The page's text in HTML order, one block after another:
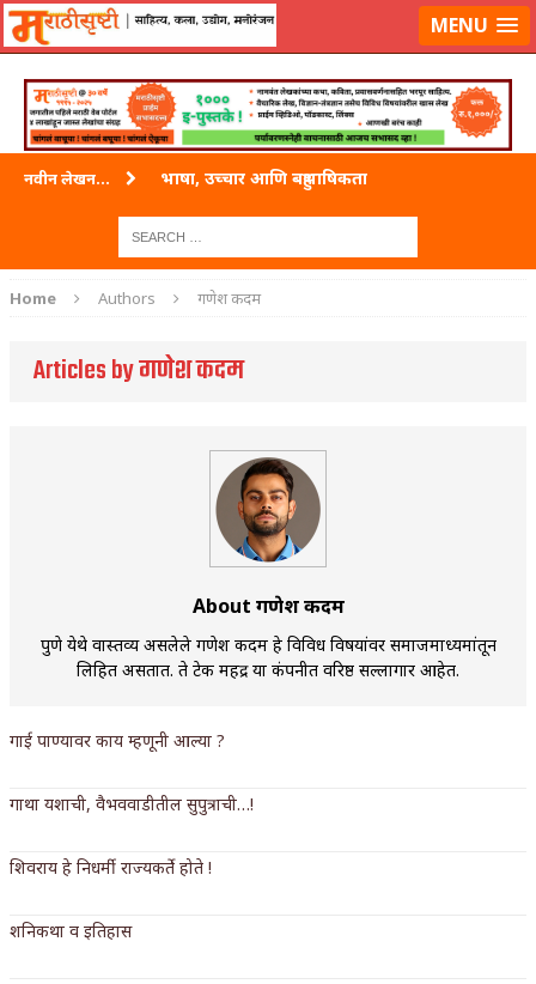
लॉग-इन करा|लेखक नोंदणी कराMENU
नवीन लेखन... भाषा, उच्चार आणि बहुभाषिकता
ताम्र – एक अफलातून धातू (COPPER)
अशी एक कविता लिहू इच्छिते
पुस्तके बदलायची आहेत तुम्हाला!
किती घोषणांचा पाऊस होता
कसं हुईन तं हू माय…
काळजाचे प्रेत
जोशी
डेंग्यू: ताप उतरला म्हणजे धोका टळला असे नाही!
Home Authors गणेश कदम
Articles by गणेश कदम
About गणेश कदम
पुणे येथे वास्तव्य असलेले गणेश कदम हे विविध विषयांवर समाजमाध्यमांतून
लिहित असतात. ते टेक महिंद्र या कंपनीत वरिष्ठ सल्लागार आहेत.
गाई पाण्यावर काय म्हणूनी आल्या ?
गाथा यशाची, वैभववाडीतील सुपुत्राची…!
शिवराय हे निधर्मी राज्यकर्ते होते !
शनिकथा व इतिहास